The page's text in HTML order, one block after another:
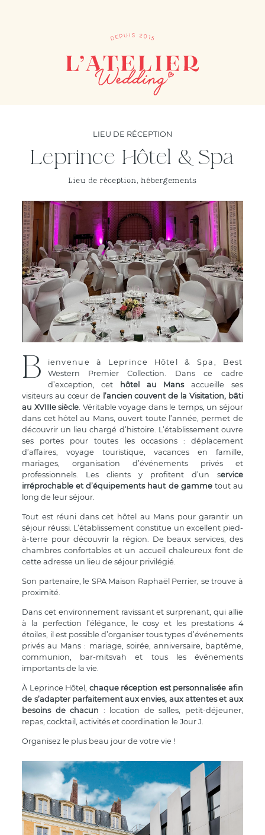
LIEU DE RÉCEPTION
Leprince Hôtel & Spa
Lieu de réception, hébergements
B
ienvenue à Leprince Hôtel & Spa, Best
Western Premier Collection. Dans ce cadre
d’exception, cet
hôtel au Mans accueille ses
visiteurs au cœur de l’ancien couvent de la Visitation, bâti
au XVIIIe siècle. Véritable voyage dans le temps, un séjour
dans cet hôtel au Mans, ouvert toute l’année, permet de
découvrir un lieu chargé d’histoire. L’établissement ouvre
ses portes pour toutes les occasions : déplacement
d’affaires, voyage touristique, vacances en famille,
mariages, organisation d’événements privés et
professionnels. Les clients y profitent d’un service
irréprochable et d’équipements haut de gammetout au
long de leur séjour.
Tout est réuni dans cet hôtel au Mans pour garantir un
séjour réussi. L’établissement constitue un excellent pied-
à-terre pour découvrir la région. De beaux services, des
chambres confortables et un accueil chaleureux font de
cette adresse un lieu de séjour privilégié.
Son partenaire, le SPA Maison Raphaël Perrier, se trouve à
proximité.
Dans cet environnement ravissant et surprenant, qui allie
à la perfection l’élégance, le cosy et les prestations 4
étoiles, il est possible d’organiser tous types d’événements
privés au Mans : mariage, soirée, anniversaire, baptême,
communion, bar-mitsvah et tous les événements
importants de la vie.
À Leprince Hôtel, chaque réception est personnalisée afin
de s’adapter parfaitement aux envies, aux attentes et aux
besoins de chacun : location de salles, petit-déjeuner,
repas, cocktail, activités et coordination le Jour J.
Organisez le plus beau jour de votre vie !